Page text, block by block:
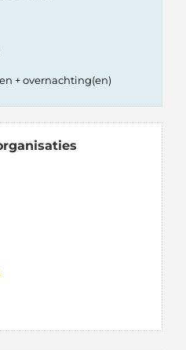
+ overnachting(en)